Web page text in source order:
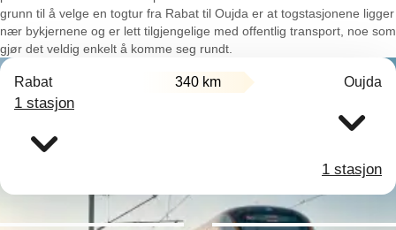
grunn til å velge en togtur fra Rabat til Oujda er at togstasjonene ligger
nær bykjernene og er lett tilgjengelige med offentlig transport, noe som
gjør det veldig enkelt å komme seg rundt.
Rabat 340 km Oujda
1 stasjon
1 stasjon